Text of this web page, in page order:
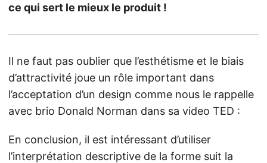
ce qui sert le mieux le produit !
Il ne faut pas oublier que l’esthétisme et le biais
d’attractivité joue un rôle important dans
l’acceptation d’un design comme nous le rappelle
avec brio Donald Norman dans sa video TED :
En conclusion, il est intéressant d’utiliser
l’interprétation descriptive de la forme suit la